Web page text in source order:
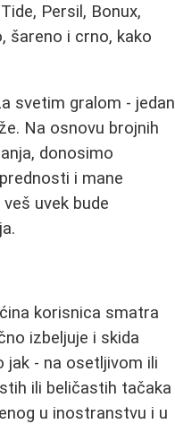
Persil, Bonux,
šareno i crno, kako
svetim gralom - jedan
Na osnovu brojnih
donosimo
i mane
uvek bude
korisnica smatra
izbeljuje i skida
jak - na osetljivom ili
ili beličastih tačaka
u inostranstvu i u